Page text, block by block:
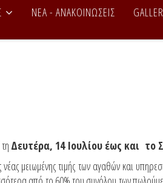
NEA - ANAΚΟΙΝΩΣΕΙΣ
Δευτέρα, 14 Ιουλίου έως και το
μειωμένης τιμής των αγαθών και